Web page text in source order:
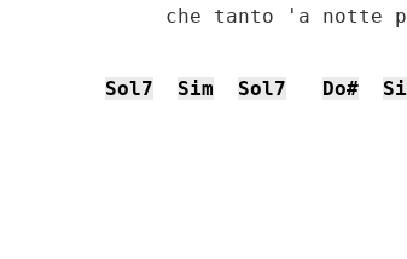
che tanto 'a notte
Sol7 Sim Sol7 Do#